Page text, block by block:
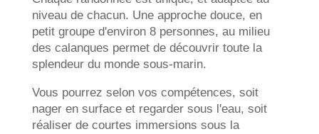
niveau de chacun. Une approche douce, en
petit groupe d'environ 8 personnes, au milieu
des calanques permet de découvrir toute la
splendeur du monde sous-marin.
Vous pourrez selon vos compétences, soit
nager en surface et regarder sous l'eau, soit
réaliser de courtes immersions sous la